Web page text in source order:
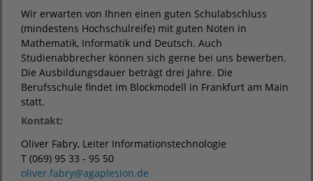
Wir erwarten von Ihnen einen guten Schulabschluss
(mindestens Hochschulreife) mit guten Noten in
Mathematik, Informatik und Deutsch. Auch
Studienabbrecher können sich gerne bei uns bewerben.
Die Ausbildungsdauer beträgt drei Jahre. Die
Berufsschule findet im Blockmodell in Frankfurt am Main
statt.
Kontakt:
Oliver Fabry, Leiter Informationstechnologie
T (069) 95 33 - 95 50
oliver.fabry@agaplesion.de